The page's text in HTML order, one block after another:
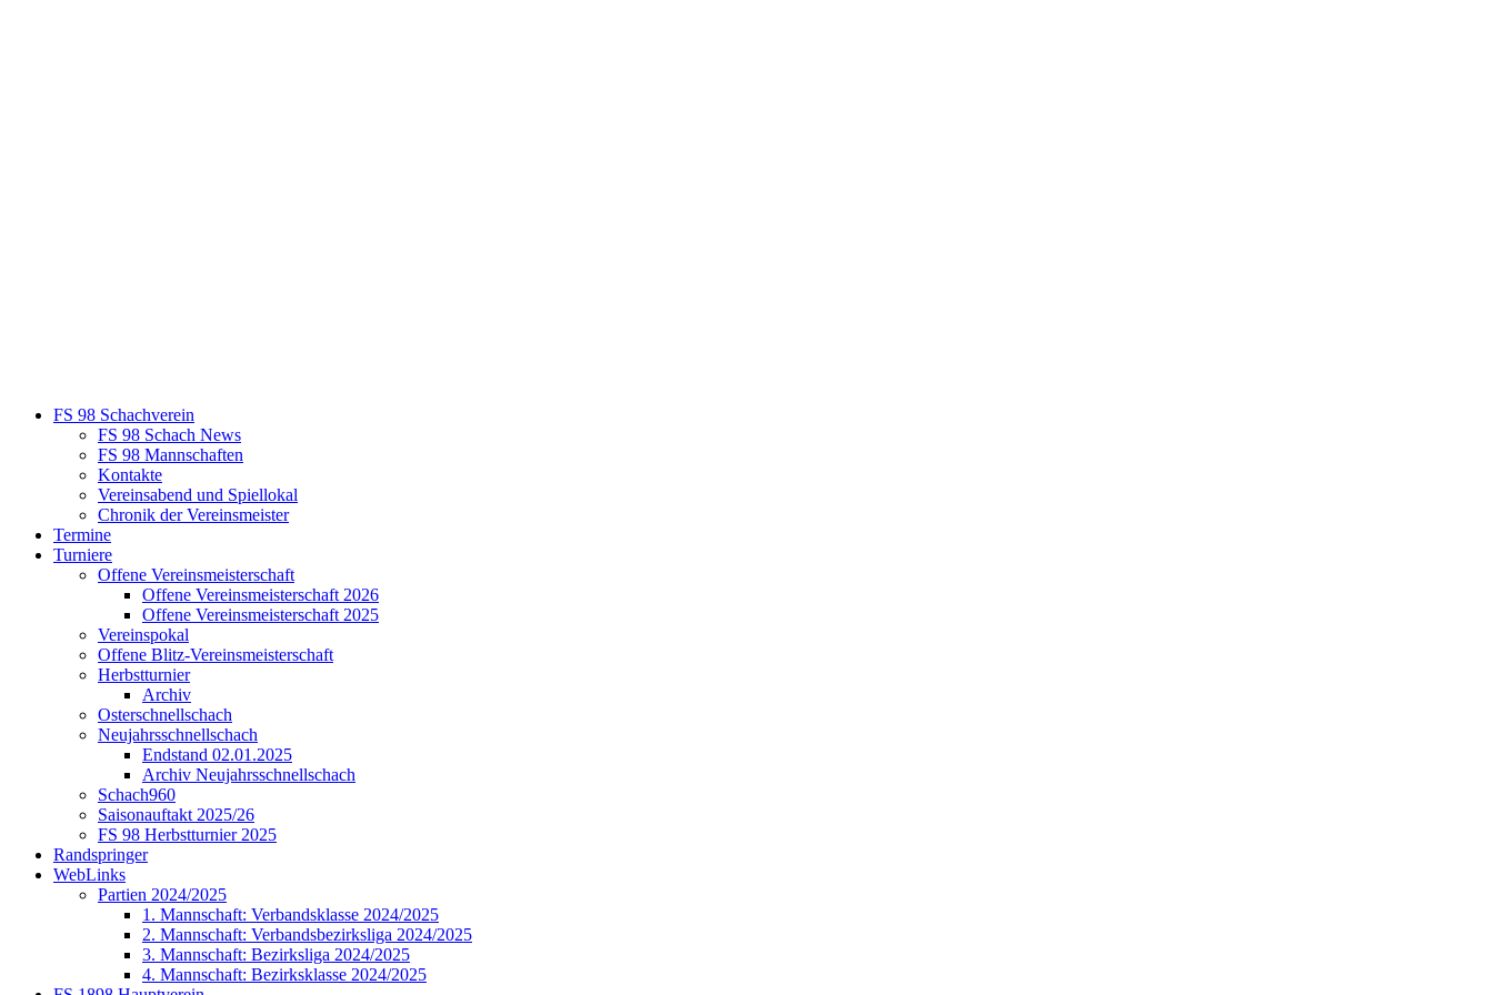
FS 98 Schachverein
FS 98 Schach News
FS 98 Mannschaften
Kontakte
Vereinsabend und Spiellokal
Chronik der Vereinsmeister
Termine
Turniere
Offene Vereinsmeisterschaft
Offene Vereinsmeisterschaft 2026
Offene Vereinsmeisterschaft 2025
Vereinspokal
Offene Blitz-Vereinsmeisterschaft
Herbstturnier
Archiv
Osterschnellschach
Neujahrsschnellschach
Endstand 02.01.2025
Archiv Neujahrsschnellschach
Schach960
Saisonauftakt 2025/26
FS 98 Herbstturnier 2025
Randspringer
WebLinks
Partien 2024/2025
1. Mannschaft: Verbandsklasse 2024/2025
2. Mannschaft: Verbandsbezirksliga 2024/2025
3. Mannschaft: Bezirksliga 2024/2025
4. Mannschaft: Bezirksklasse 2024/2025